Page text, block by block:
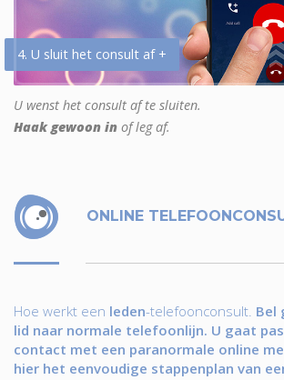
4. U sluit het consult af +
U wenst het consult af te sluiten.
Haak gewoon in of leg af.
ONLINE
Hoe werkt een leden-telefoonconsult. Bel
lid naar normale telefoonlijn. U gaat
contact met een paranormale online
hier het eenvoudige stappenplan van